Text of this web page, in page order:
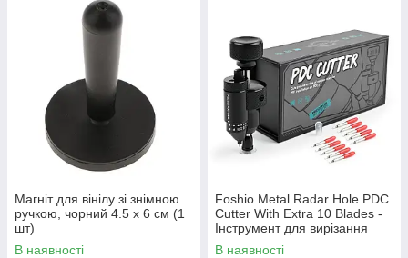
Магніт для вінілу зі знімною
ручкою, чорний 4.5 х 6 см (1
шт)
В наявності
Foshio Metal Radar Hole PDC
Cutter With Extra 10 Blades -
Інструмент для вирізання
парктроніків
В наявності